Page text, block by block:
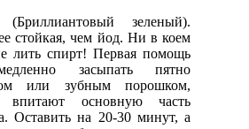
(Бриллиантовый зеленый).
стойкая, чем йод. Ни в коем
лить спирт! Первая помощь
засыпать пятно
или зубным порошком,
впитают основную часть
Оставить на 20-30 минут, а